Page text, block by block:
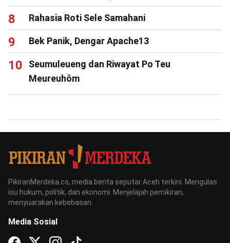
Rahasia Roti Sele Samahani
Bek Panik, Dengar Apache13
Seumuleueng dan Riwayat Po Teu
Meureuhôm
PikiranMerdeka.co, media berita seputar Aceh terkini. Mengulas
isu hukum, politik, dan ekonomi. Menjelajah pemikiran,
menyuarakan kebebasan.
Media Sosial